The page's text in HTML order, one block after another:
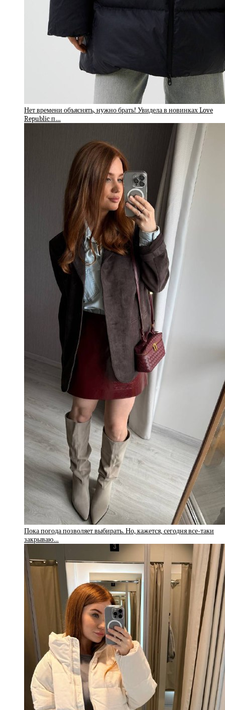
Нет времени объяснять, нужно брать! Увидела в новинках Love
Republic п…
Пока погода позволяет выбирать. Но, кажется, сегодня все-таки
закрываю…